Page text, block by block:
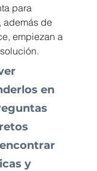
para
además de
empiezan a
en
y